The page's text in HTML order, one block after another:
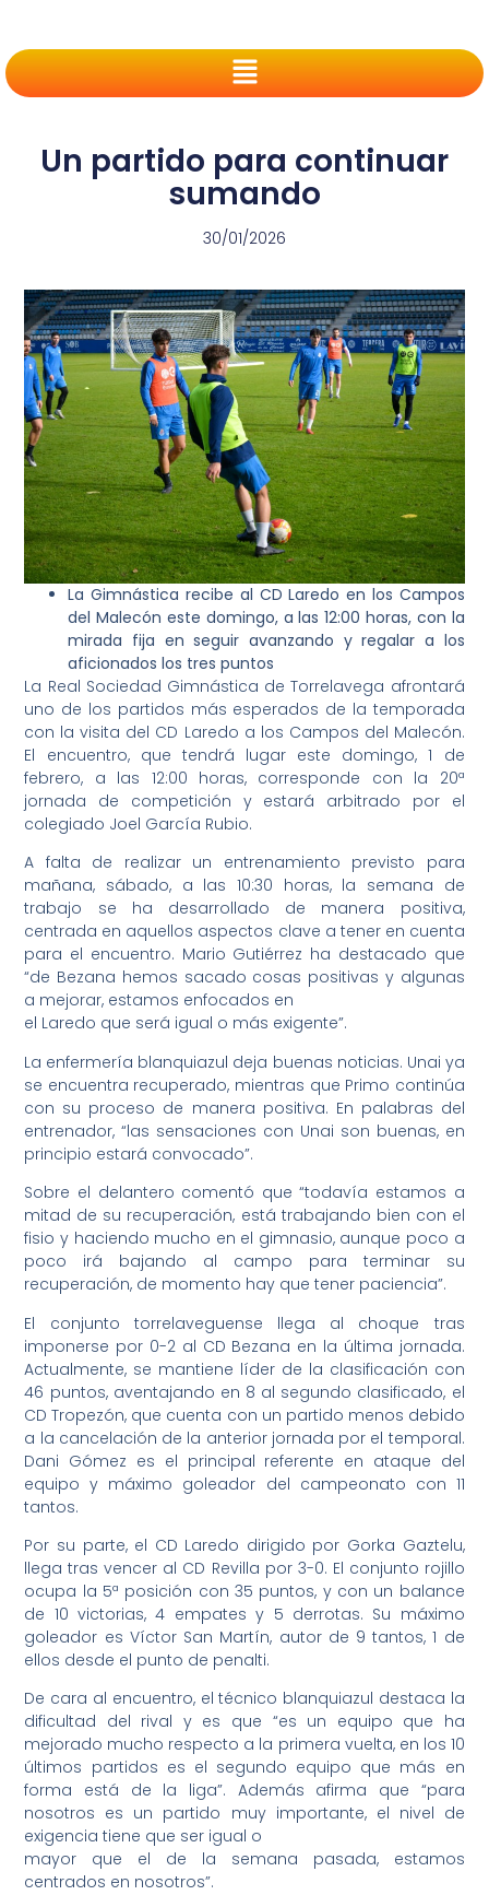
Un partido para continuar
sumando
30/01/2026
La Gimnástica recibe al CD Laredo en los Campos
del Malecón este domingo, a las 12:00 horas, con la
mirada fija en seguir avanzando y regalar a los
aficionados los tres puntos
La Real Sociedad Gimnástica de Torrelavega afrontará
uno de los partidos más esperados de la temporada
con la visita del CD Laredo a los Campos del Malecón.
El encuentro, que tendrá lugar este domingo, 1 de
febrero, a las 12:00 horas, corresponde con la 20ª
jornada de competición y estará arbitrado por el
colegiado Joel García Rubio.
A falta de realizar un entrenamiento previsto para
mañana, sábado, a las 10:30 horas, la semana de
trabajo se ha desarrollado de manera positiva,
centrada en aquellos aspectos clave a tener en cuenta
para el encuentro. Mario Gutiérrez ha destacado que
“de Bezana hemos sacado cosas positivas y algunas
a mejorar, estamos enfocados en
el Laredo que será igual o más exigente”.
La enfermería blanquiazul deja buenas noticias. Unai ya
se encuentra recuperado, mientras que Primo continúa
con su proceso de manera positiva. En palabras del
entrenador, “las sensaciones con Unai son buenas, en
principio estará convocado”.
Sobre el delantero comentó que “todavía estamos a
mitad de su recuperación, está trabajando bien con el
fisio y haciendo mucho en el gimnasio, aunque poco a
poco irá bajando al campo para terminar su
recuperación, de momento hay que tener paciencia”.
El conjunto torrelaveguense llega al choque tras
imponerse por 0-2 al CD Bezana en la última jornada.
Actualmente, se mantiene líder de la clasificación con
46 puntos, aventajando en 8 al segundo clasificado, el
CD Tropezón, que cuenta con un partido menos debido
a la cancelación de la anterior jornada por el temporal.
Dani Gómez es el principal referente en ataque del
equipo y máximo goleador del campeonato con 11
tantos.
Por su parte, el CD Laredo dirigido por Gorka Gaztelu,
llega tras vencer al CD Revilla por 3-0. El conjunto rojillo
ocupa la 5ª posición con 35 puntos, y con un balance
de 10 victorias, 4 empates y 5 derrotas. Su máximo
goleador es Víctor San Martín, autor de 9 tantos, 1 de
ellos desde el punto de penalti.
De cara al encuentro, el técnico blanquiazul destaca la
dificultad del rival y es que “es un equipo que ha
mejorado mucho respecto a la primera vuelta, en los 10
últimos partidos es el segundo equipo que más en
forma está de la liga”. Además afirma que “para
nosotros es un partido muy importante, el nivel de
exigencia tiene que ser igual o
mayor que el de la semana pasada, estamos
centrados en nosotros”.